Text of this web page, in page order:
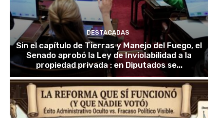
DESTACADAS
Sin el capítulo de Tierras y Manejo del Fuego, el
Senado aprobó la Ley de Inviolabilidad a la
propiedad privada : en Diputados se...